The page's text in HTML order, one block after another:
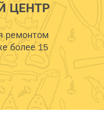
ЦЕНТР
ремонтом
более 15